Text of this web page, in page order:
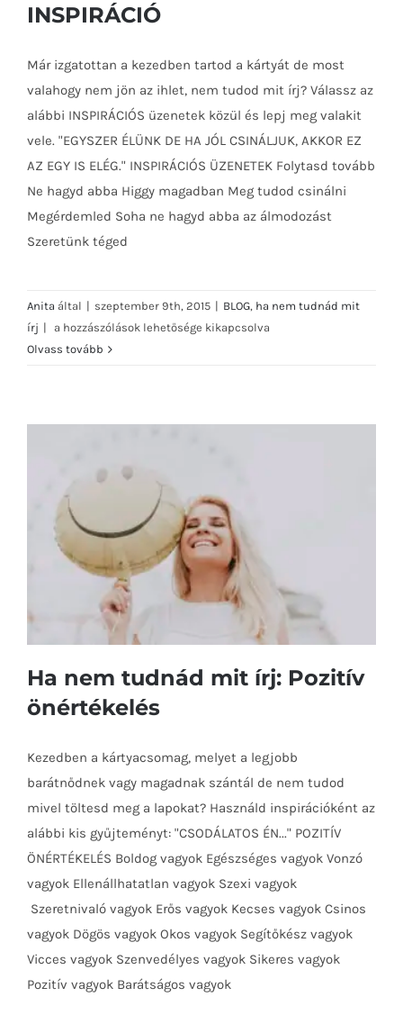
Ha nem tudnád mit írj: INSPIRÁCIÓ
INSPIRÁCIÓ
Már izgatottan a kezedben tartod a kártyát de most
valahogy nem jön az ihlet, nem tudod mit írj? Válassz az
alábbi INSPIRÁCIÓS üzenetek közül és lepj meg valakit
vele. "EGYSZER ÉLÜNK DE HA JÓL CSINÁLJUK, AKKOR EZ
AZ EGY IS ELÉG." INSPIRÁCIÓS ÜZENETEK Folytasd tovább
Ne hagyd abba Higgy magadban Meg tudod csinálni
Megérdemled Soha ne hagyd abba az álmodozást
Szeretünk téged
Anita által | szeptember 9th, 2015 | BLOG, ha nem tudnád mit
írj |
Ha
nem
a hozzászólások lehetősége kikapcsolva
Olvass tovább
Ha nem tudnád mit írj: Pozitív
önértékelés
Ha nem tudnád mit írj: Pozitív
önértékelés
Kezedben a kártyacsomag, melyet a legjobb
barátnődnek vagy magadnak szántál de nem tudod
mivel töltesd meg a lapokat? Használd inspirációként az
alábbi kis gyűjteményt: "CSODÁLATOS ÉN..." POZITÍV
ÖNÉRTÉKELÉS Boldog vagyok Egészséges vagyok Vonzó
vagyok Ellenállhatatlan vagyok Szexi vagyok
Szeretnivaló vagyok Erős vagyok Kecses vagyok Csinos
vagyok Dögös vagyok Okos vagyok Segítőkész vagyok
Vicces vagyok Szenvedélyes vagyok Sikeres vagyok
Pozitív vagyok Barátságos vagyok